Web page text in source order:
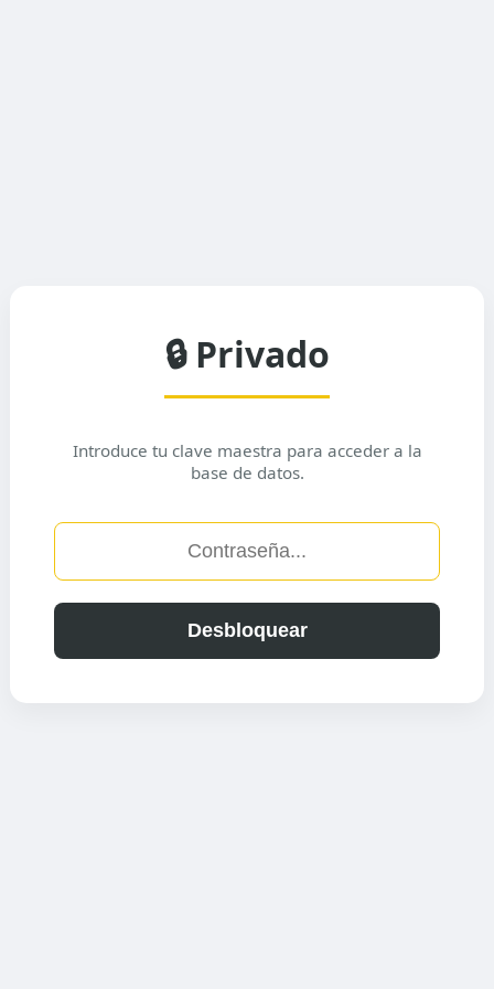
🔒 Privado
Introduce tu clave maestra para acceder a la
base de datos.
Desbloquear